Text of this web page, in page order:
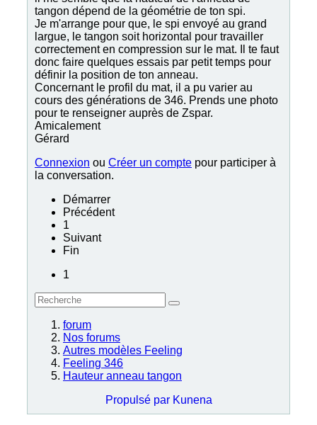
tangon dépend de la géométrie de ton spi.
Je m'arrange pour que, le spi envoyé au grand
largue, le tangon soit horizontal pour travailler
correctement en compression sur le mat. Il te faut
donc faire quelques essais par petit temps pour
définir la position de ton anneau.
Concernant le profil du mat, il a pu varier au
cours des générations de 346. Prends une photo
pour te renseigner auprès de Zspar.
Amicalement
Gérard
Connexion ou Créer un compte pour participer à
la conversation.
Démarrer
Précédent
1
Suivant
Fin
1
forum
Nos forums
Autres modèles Feeling
Feeling 346
Hauteur anneau tangon
Propulsé par Kunena